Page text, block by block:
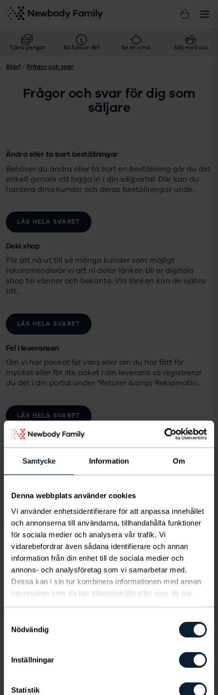
Samtycke Information Om
Denna webbplats använder cookies
Vi använder enhetsidentifierare för att anpassa innehållet
och annonserna till användarna, tillhandahålla funktioner
för sociala medier och analysera vår trafik. Vi
vidarebefordrar även sådana identifierare och annan
information från din enhet till de sociala medier och
annons- och analysföretag som vi samarbetar med.
Dessa kan i sin tur kombinera informationen med annan
information som du har tillhandahållit eller som de har
samlat in när du har använt deras tjänster.
Nödvändig
Inställningar
Statistik
Tjäna pengar Så funkar det Se er vinst Sälj med oss
Start / Frågor och svar
Frågor och svar för dig som
säljare
Ändra eller ta bort beställningar
Behöver du ändra eller ta bort en beställning gör du det
enkelt genom att logga in i din säljportal. Där kan du
hantera dina kunder och deras beställningar unde...
LÄS HELA SVARET
Dela shop
För att nå ut till så många kunder som möjligt
rekommenderar vi att ni delar länken till er digitala
shop till vänner och bekanta. Via länken kan de själva
titt...
LÄS HELA SVARET
Fel i leveransen
Om vi har packat fel vara eller om du har fått för
mycket eller för lite paket i din leverans så registrerar
du det i din portal under "Returer &amp; Reklamatio...
LÄS HELA SVARET
Allmänt
Hur registrerar jag mig som Säljare?
Glömt lösenord?
Hur mycket tjänar vi på att sälja med
Newbody Family?
Lägg in beställningar